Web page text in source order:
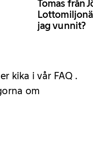
Tomas från
jag vunnit?
kika i vår FAQ .
om